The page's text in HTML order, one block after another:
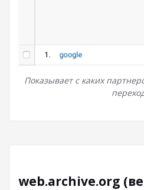
Показывает с каких
web.archive.org